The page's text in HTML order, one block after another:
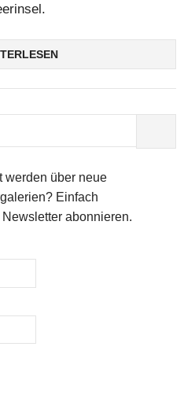
werden über neue
Einfach
abonnieren.